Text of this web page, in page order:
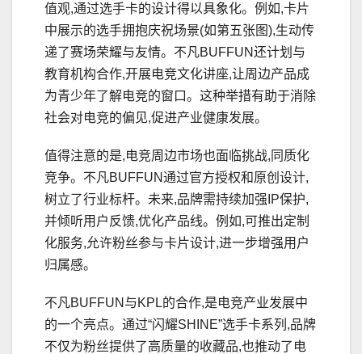
值观,通过选手卡的设计得以具象化。例如,卡片
中展示的选手拥抱庆祝场景(如第五张图),生动传
递了赛场荣耀与友情。不凡BUFFUN还计划与
教育机构合作,开展电竞文化讲座,让周边产品成
为青少年了解电竞的窗口。这种举措有助于消除
社会对电竞的偏见,促进产业健康发展。
值得注意的是,电竞周边市场也面临挑战,同质化
竞争。不凡BUFFUN通过官方授权和原创设计,
树立了行业标杆。未来,品牌需持续加强IP保护,
并倾听用户反馈,优化产品线。例如,可推出定制
化服务,允许粉丝参与卡片设计,进一步增强用户
归属感。
不凡BUFFUN与KPL的合作,是电竞产业发展中
的一个亮点。通过“闪耀SHINE”选手卡系列,品牌
不仅为粉丝提供了高质量的收藏品,也推动了电